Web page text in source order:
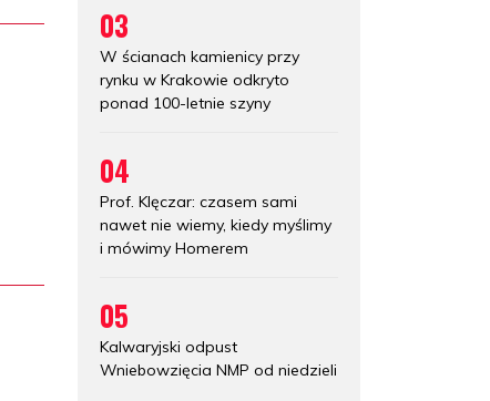
03
W ścianach kamienicy przy
rynku w Krakowie odkryto
ponad 100-letnie szyny
04
Prof. Klęczar: czasem sami
nawet nie wiemy, kiedy myślimy
i mówimy Homerem
05
Kalwaryjski odpust
Wniebowzięcia NMP od niedzieli